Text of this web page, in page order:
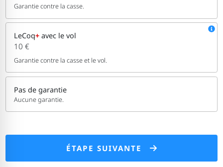
Garantie contre la casse.
LeCoq+avec le vol
10 €
Garantie contre la casse et le vol.
Pas de garantie
Aucune garantie.
ÉTAPE SUIVANTE